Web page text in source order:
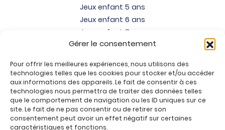
Gérer le consentement
Pour offrir les meilleures expériences, nous utilisons des
technologies telles que les cookies pour stocker et/ou accéder
aux informations des appareils. Le fait de consentir à ces
technologies nous permettra de traiter des données telles
que le comportement de navigation ou les ID uniques sur ce
site. Le fait de ne pas consentir ou de retirer son
consentement peut avoir un effet négatif sur certaines
caractéristiques et fonctions.
Jeux enfant 5 ans
Jeux enfant 6 ans
Jeux enfant 7 ans
Jeux enfant 8 ans
Jeux enfant 10 ans
Jeux enfant 11 ans
Jeux enfant 12 ans
Tous nos produits
Promos jeux de loisirs créatifs